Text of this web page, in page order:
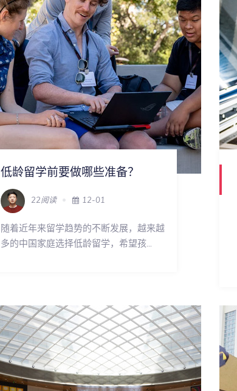
低龄留学前要做哪些准备？
22阅读 12-01
随着近年来留学趋势的不断发展，越来越
多的中国家庭选择低龄留学，希望孩...